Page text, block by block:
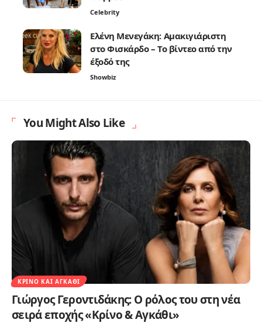
Celebrity
Ελένη Μενεγάκη: Αμακιγιάριστη
στο Φισκάρδο – Το βίντεο από την
έξοδό της
Showbiz
You Might Also Like
ΚΡΊΝΟ ΚΑΙ ΑΓΚΆΘΙ
Γιώργος Γεροντιδάκης: Ο ρόλος του στη νέα
σειρά εποχής «Κρίνο & Αγκάθι»